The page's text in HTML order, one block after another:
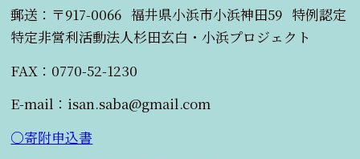
郵送：〒917-0066 福井県小浜市小浜神田59 特例認定
特定非営利活動法人杉田玄白・小浜プロジェクト
FAX：0770-52-1230
E-mail：isan.saba@gmail.com
〇寄附申込書